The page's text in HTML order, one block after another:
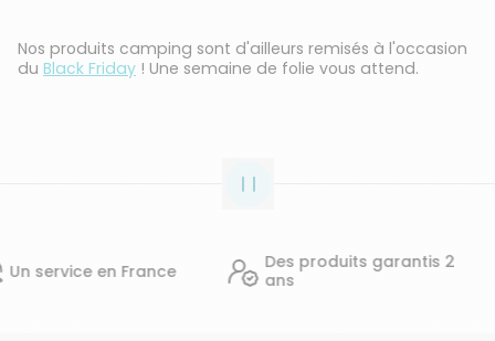
Nos produits camping sont d'ailleurs remisés à l'occasion
du Black Friday ! Une semaine de folie vous attend.
France
Des produits garantis 2
ans